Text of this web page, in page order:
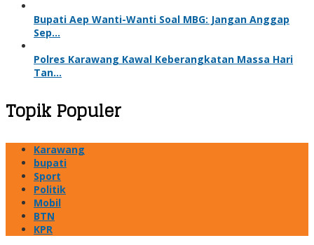
Bupati Aep Wanti-Wanti Soal MBG: Jangan Anggap
Sep…
Polres Karawang Kawal Keberangkatan Massa Hari
Tan…
Topik Populer
Karawang
bupati
Sport
Politik
Mobil
BTN
KPR